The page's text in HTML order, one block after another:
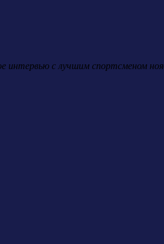
интервью с лучшим спортсменом